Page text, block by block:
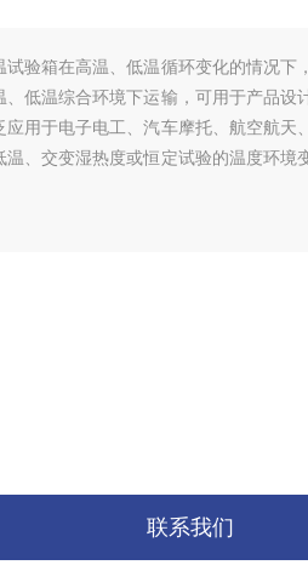
验箱在高温、低温循环变化的情况下
低温综合环境下运输，可用于产品设
用于电子电工、汽车摩托、航空航天
、交变湿热度或恒定试验的温度环境
联系我们